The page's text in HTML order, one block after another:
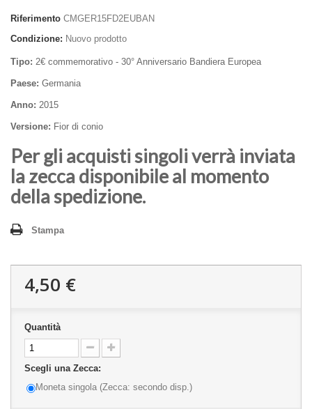
Riferimento CMGER15FD2EUBAN
Condizione: Nuovo prodotto
Tipo: 2€ commemorativo - 30° Anniversario Bandiera Europea
Paese: Germania
Anno: 2015
Versione: Fior di conio
Per gli acquisti singoli verrà inviata
la zecca disponibile al momento
della spedizione.
Stampa
4,50 €
Quantità
Scegli una Zecca:
Moneta singola (Zecca: secondo disp.)